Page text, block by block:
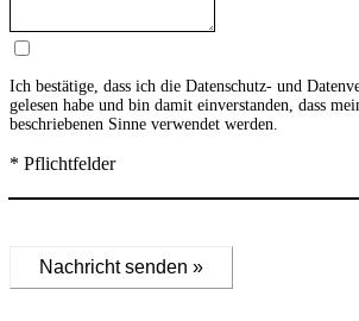
Ich bestätige, dass ich die Datenschutz- und
gelesen habe und bin damit einverstanden, dass
beschriebenen Sinne verwendet werden.
* Pflichtfelder
Nachricht senden »